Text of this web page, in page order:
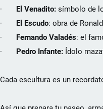
· El Venadito: símbolo de
· El Escudo: obra de
· Fernando Valadés: el
· Pedro Infante: Ídolo
Cada escultura es un